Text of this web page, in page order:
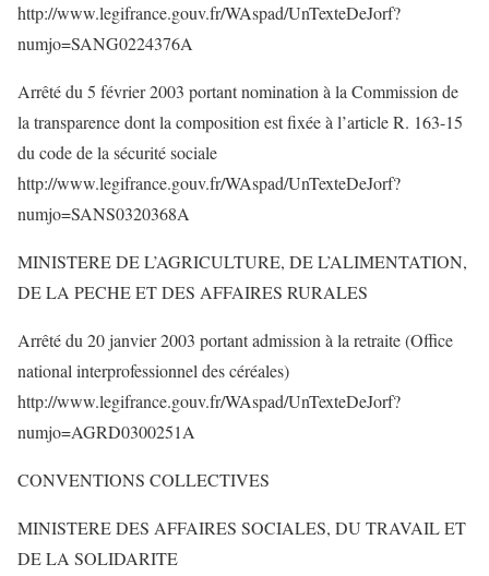
http://www.legifrance.gouv.fr/WAspad/UnTexteDeJorf?
numjo=SANG0224376A
Arrêté du 5 février 2003 portant nomination à la Commission de
la transparence dont la composition est fixée à l’article R. 163-15
du code de la sécurité sociale
http://www.legifrance.gouv.fr/WAspad/UnTexteDeJorf?
numjo=SANS0320368A
MINISTERE DE L’AGRICULTURE, DE L’ALIMENTATION,
DE LA PECHE ET DES AFFAIRES RURALES
Arrêté du 20 janvier 2003 portant admission à la retraite (Office
national interprofessionnel des céréales)
http://www.legifrance.gouv.fr/WAspad/UnTexteDeJorf?
numjo=AGRD0300251A
CONVENTIONS COLLECTIVES
MINISTERE DES AFFAIRES SOCIALES, DU TRAVAIL ET
DE LA SOLIDARITE